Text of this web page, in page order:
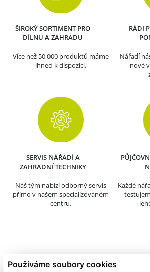
Používáme soubory cookies
ŠIROKÝ SORTIMENT PRO
DÍLNU A ZAHRADU
Více než 50 000 produktů máme
ihned k dispozici.
RÁDI
Nářadí
nové
SERVIS NÁŘADÍ A
ZAHRADNÍ TECHNIKY
Náš tým nabízí odborný servis
přímo v našem specializovaném
centru.
Každé